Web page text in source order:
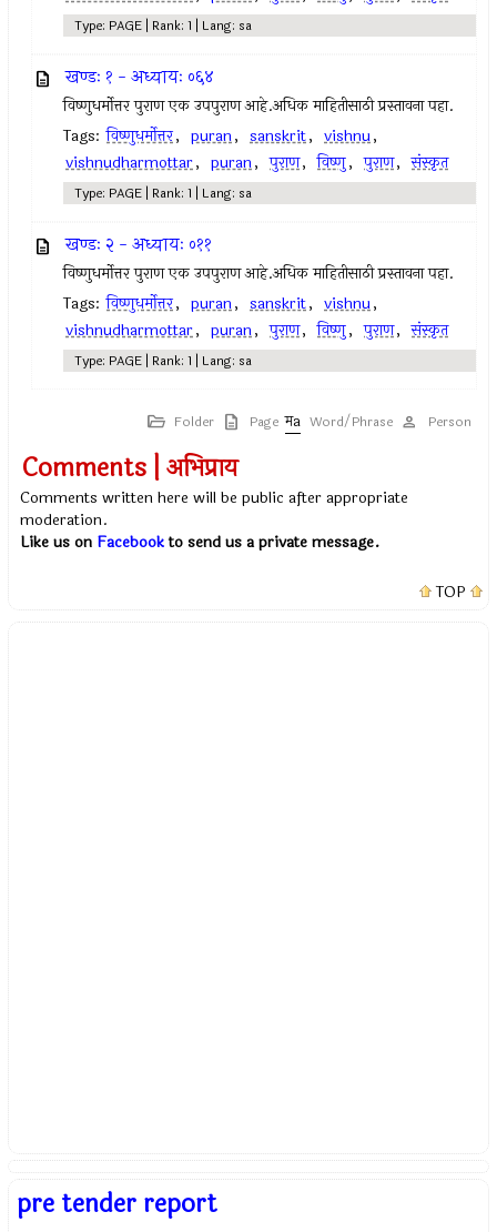
Type: PAGE | Rank: 1 | Lang: sa
खण्डः १ - अध्यायः ०६४
विष्णुधर्मोत्तर पुराण एक उपपुराण आहे.अधिक माहितीसाठी प्रस्तावना पहा.
Tags: विष्णुधर्मोत्तर, puran, sanskrit, vishnu,
vishnudharmottar, puran, पुराण, विष्णु, पुराण, संस्कृत
Type: PAGE | Rank: 1 | Lang: sa
खण्डः २ - अध्यायः ०११
विष्णुधर्मोत्तर पुराण एक उपपुराण आहे.अधिक माहितीसाठी प्रस्तावना पहा.
Tags: विष्णुधर्मोत्तर, puran, sanskrit, vishnu,
vishnudharmottar, puran, पुराण, विष्णु, पुराण, संस्कृत
Type: PAGE | Rank: 1 | Lang: sa
Folder Page Word/Phrase Person
Comments | अभिप्राय
Comments written here will be public after appropriate
moderation.
Like us on Facebookto send us a private message.
TOP
pre tender report